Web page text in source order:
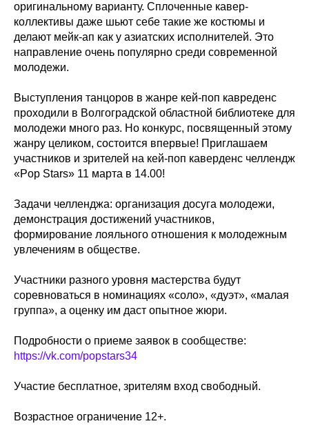
оригинальному варианту. Сплоченные кавер-
коллективы даже шьют себе такие же костюмы и
делают мейк-ап как у азиатских исполнителей. Это
направление очень популярно среди современной
молодежи.
Выступления танцоров в жанре кей-поп кавреденс
проходили в Волгоградской областной библиотеке для
молодежи много раз. Но конкурс, посвященный этому
жанру целиком, состоится впервые! Приглашаем
участников и зрителей на кей-поп каверденс челлендж
«Pop Stars» 11 марта в 14.00!
Задачи челленджа: организация досуга молодежи,
демонстрация достижений участников,
формирование лояльного отношения к молодежным
увлечениям в обществе.
Участники разного уровня мастерства будут
соревноваться в номинациях «соло», «дуэт», «малая
группа», а оценку им даст опытное жюри.
Подробности о приеме заявок в сообществе:
https://vk.com/popstars34
Участие бесплатное, зрителям вход свободный.
Возрастное ограничение 12+.